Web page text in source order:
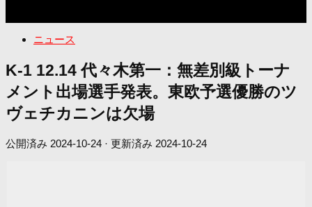
ニュース
K-1 12.14 代々木第一：無差別級トーナ
メント出場選手発表。東欧予選優勝のツ
ヴェチカニンは欠場
公開済み 2024-10-24 · 更新済み 2024-10-24